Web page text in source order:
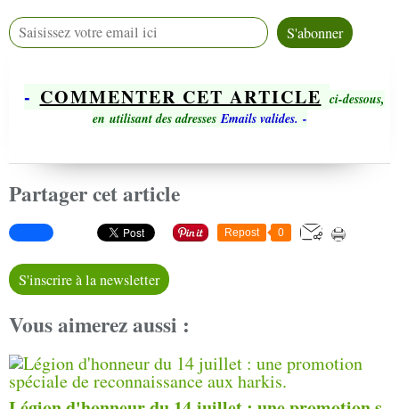
- COMMENTER CET ARTICLE ci-dessous,
en utilisant des adressesEmails valides. -
Partager cet article
Repost 0
S'inscrire à la newsletter
Vous aimerez aussi :